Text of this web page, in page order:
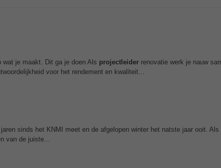
wat je maakt. Dit ga je doen Als projectleider renovatie werk je nauw
voor het rendement en kwaliteit...
sinds het KNMI meet en de afgelopen winter het natste jaar ooit. Als
van de juiste...